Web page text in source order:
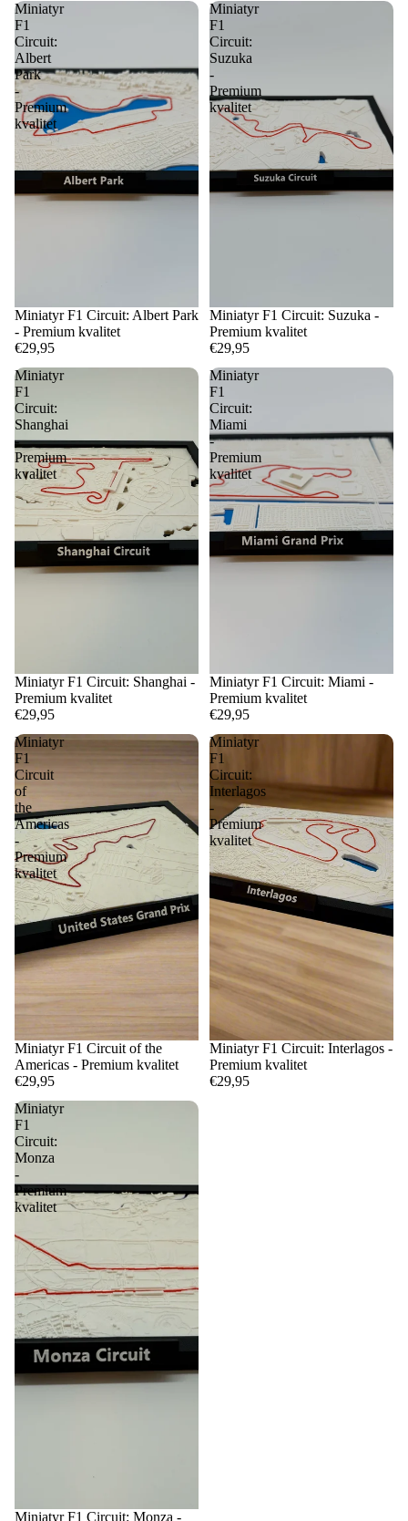
Miniatyr
F1
Circuit:
Albert
Park
-
Premium
kvalitet
Miniatyr F1 Circuit: Albert Park
- Premium kvalitet
€29,95
Miniatyr
F1
Circuit:
Suzuka
-
Premium
kvalitet
Miniatyr F1 Circuit: Suzuka -
Premium kvalitet
€29,95
Miniatyr
F1
Circuit:
Shanghai
-
Premium
kvalitet
Miniatyr F1 Circuit: Shanghai -
Premium kvalitet
€29,95
Miniatyr
F1
Circuit:
Miami
-
Premium
kvalitet
Miniatyr F1 Circuit: Miami -
Premium kvalitet
€29,95
Miniatyr
F1
Circuit
of
the
Americas
-
Premium
kvalitet
Miniatyr F1 Circuit of the
Americas - Premium kvalitet
€29,95
Miniatyr
F1
Circuit:
Interlagos
-
Premium
kvalitet
Miniatyr F1 Circuit: Interlagos -
Premium kvalitet
€29,95
Miniatyr
F1
Circuit:
Monza
-
Premium
kvalitet
Miniatyr F1 Circuit: Monza -